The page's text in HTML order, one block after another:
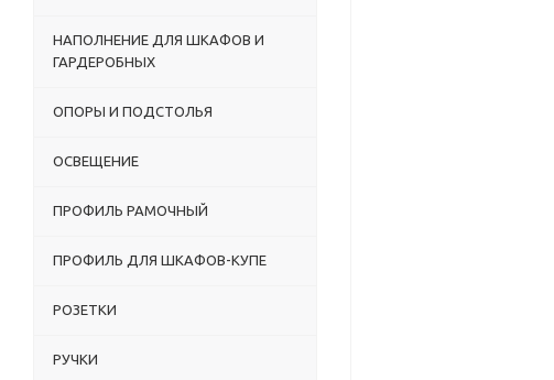
НАПОЛНЕНИЕ ДЛЯ ШКАФОВ И
ГАРДЕРОБНЫХ
ОПОРЫ И ПОДСТОЛЬЯ
ОСВЕЩЕНИЕ
ПРОФИЛЬ РАМОЧНЫЙ
ПРОФИЛЬ ДЛЯ ШКАФОВ-КУПЕ
РОЗЕТКИ
РУЧКИ